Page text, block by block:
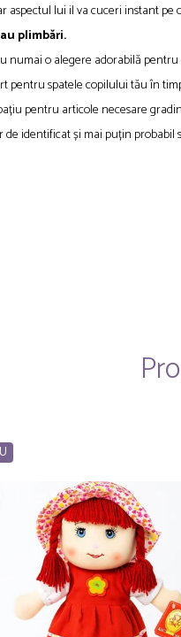
aspectul lui il va cuceri instant pe
plimbări.
o alegere adorabilă
pentru spatele copilului tău în
pentru articole necesare
identificat și mai puțin probabil